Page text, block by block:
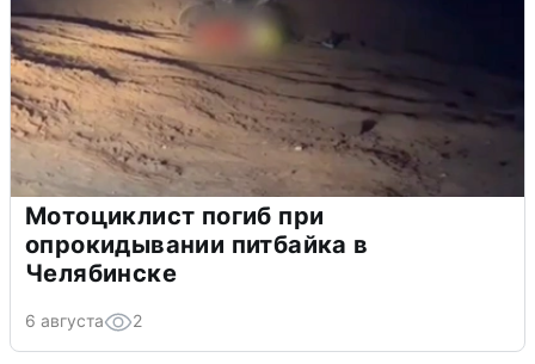
Мотоциклист погиб при
опрокидывании питбайка в
Челябинске
6 августа 2